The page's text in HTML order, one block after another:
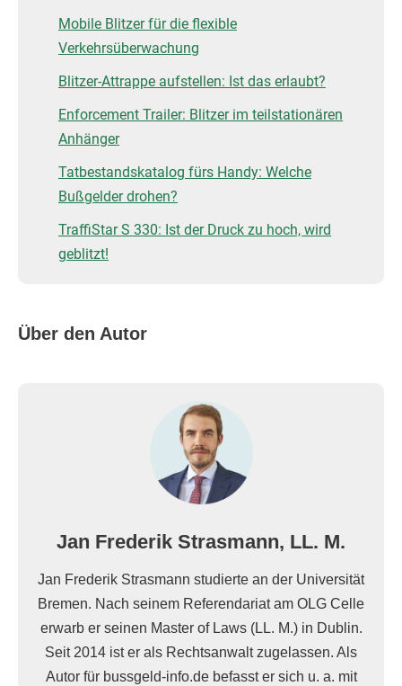
Mobile Blitzer für die flexible
Verkehrsüberwachung
Blitzer-Attrappe aufstellen: Ist das erlaubt?
Enforcement Trailer: Blitzer im teilstationären
Anhänger
Tatbestandskatalog fürs Handy: Welche
Bußgelder drohen?
TraffiStar S 330: Ist der Druck zu hoch, wird
geblitzt!
Über den Autor
Jan Frederik Strasmann, LL. M.
Jan Frederik Strasmann studierte an der Universität
Bremen. Nach seinem Referendariat am OLG Celle
erwarb er seinen Master of Laws (LL. M.) in Dublin.
Seit 2014 ist er als Rechtsanwalt zugelassen. Als
Autor für bussgeld-info.de befasst er sich u. a. mit